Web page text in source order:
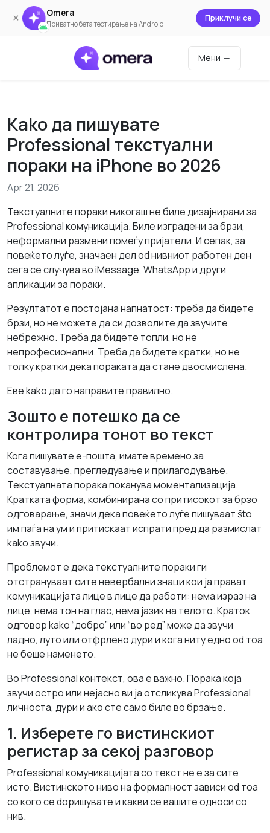
× Omera
Приватно бета тестирање на Android
Приклучи се
Мени
Kako да пишувате
Professional текстуални
пораки на iPhone во 2026
Apr 21, 2026
Текстуалните пораки никогаш не биле дизајнирани за
Professional комуникација. Биле изградени за брзи,
неформални размени помеѓу пријатели. И сепак, за
повеќето луѓе, значаен дел od нивниот работен ден
сега се случува во iMessage, WhatsApp и други
апликации за пораки.
Резултатот е постојана напнатост: треба да бидете
брзи, но не можете да си дозволите да звучите
небрежно. Треба да бидете топли, но не
непрофесионални. Треба да бидете кратки, но не
толку кратки дека пораката да стане двосмислена.
Еве kako да го направите правилно.
Зошто е потешко да се
контролира тонот во текст
Кога пишувате е-пошта, имате времено за
составување, прегледување и прилагодување.
Текстуалната порака поканува моментализација.
Кратката форма, комбинирана со притисокот за брзо
одговарање, значи дека повеќето луѓе пишуваат što
им паѓа на ум и притискаат испрати пред да размислат
kako звучи.
Проблемот е дека текстуалните пораки ги
отстрануваат сите невербални знаци кои ја прават
комуникацијата лице в лице да работи: нема израз на
лице, нема тон на глас, нема јазик на телото. Краток
одговор kako “добро” или “во ред” може да звучи
ладно, луто или отфрлено дури и кога ниту едно od тоа
не беше наменето.
Во Professional контекст, ова е важно. Порака која
звучи остро или нејасно ви ја отсликува Professional
личноста, дури и ако сте само биле во брзање.
1. Изберете го вистинскиот
регистар за секој разговор
Professional комуникацијата со текст не е за сите
исто. Вистинското ниво на формалност зависи od тоа
со кого се dopишувате и какви се вашите односи со
нив.